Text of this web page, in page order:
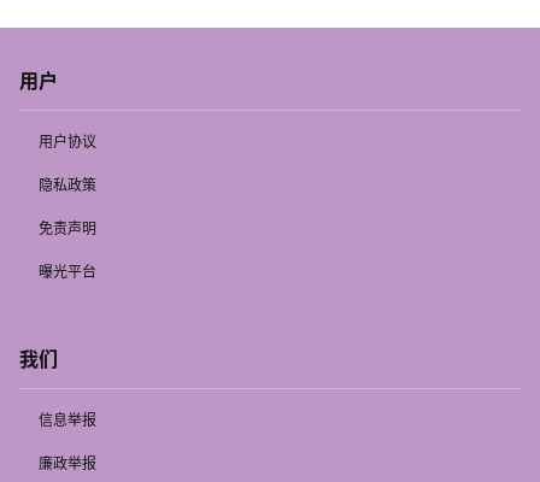
用户
用户协议
隐私政策
免责声明
曝光平台
我们
信息举报
廉政举报